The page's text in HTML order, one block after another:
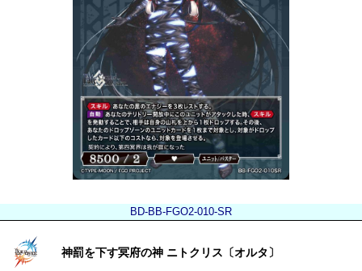
BD-BB-FGO2-010-SR
神罰を下す冥府の神 ニトクリス〔オルタ〕